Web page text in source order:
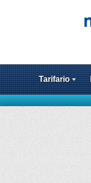
Tarifario